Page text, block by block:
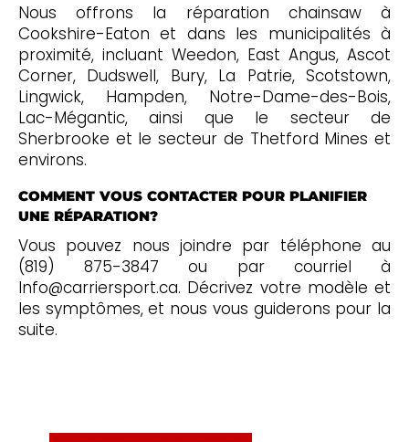
Nous offrons la réparation chainsaw à
Cookshire-Eaton et dans les municipalités à
proximité, incluant Weedon, East Angus, Ascot
Corner, Dudswell, Bury, La Patrie, Scotstown,
Lingwick, Hampden, Notre-Dame-des-Bois,
Lac-Mégantic, ainsi que le secteur de
Sherbrooke et le secteur de Thetford Mines et
environs.
COMMENT VOUS CONTACTER POUR PLANIFIER
UNE RÉPARATION?
Vous pouvez nous joindre par téléphone au
(819) 875-3847 ou par courriel à
Info@carriersport.ca. Décrivez votre modèle et
les symptômes, et nous vous guiderons pour la
suite.